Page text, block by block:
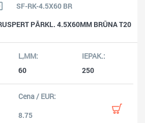
SF-RK-4.5X60 BR
PĀRKL. 4.5X60MM BRŪNA T20
60 250
8.75